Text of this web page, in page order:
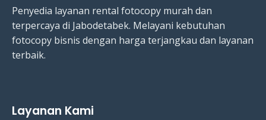
Penyedia layanan rental fotocopy murah dan
terpercaya di Jabodetabek. Melayani kebutuhan
fotocopy bisnis dengan harga terjangkau dan layanan
terbaik.
Layanan Kami